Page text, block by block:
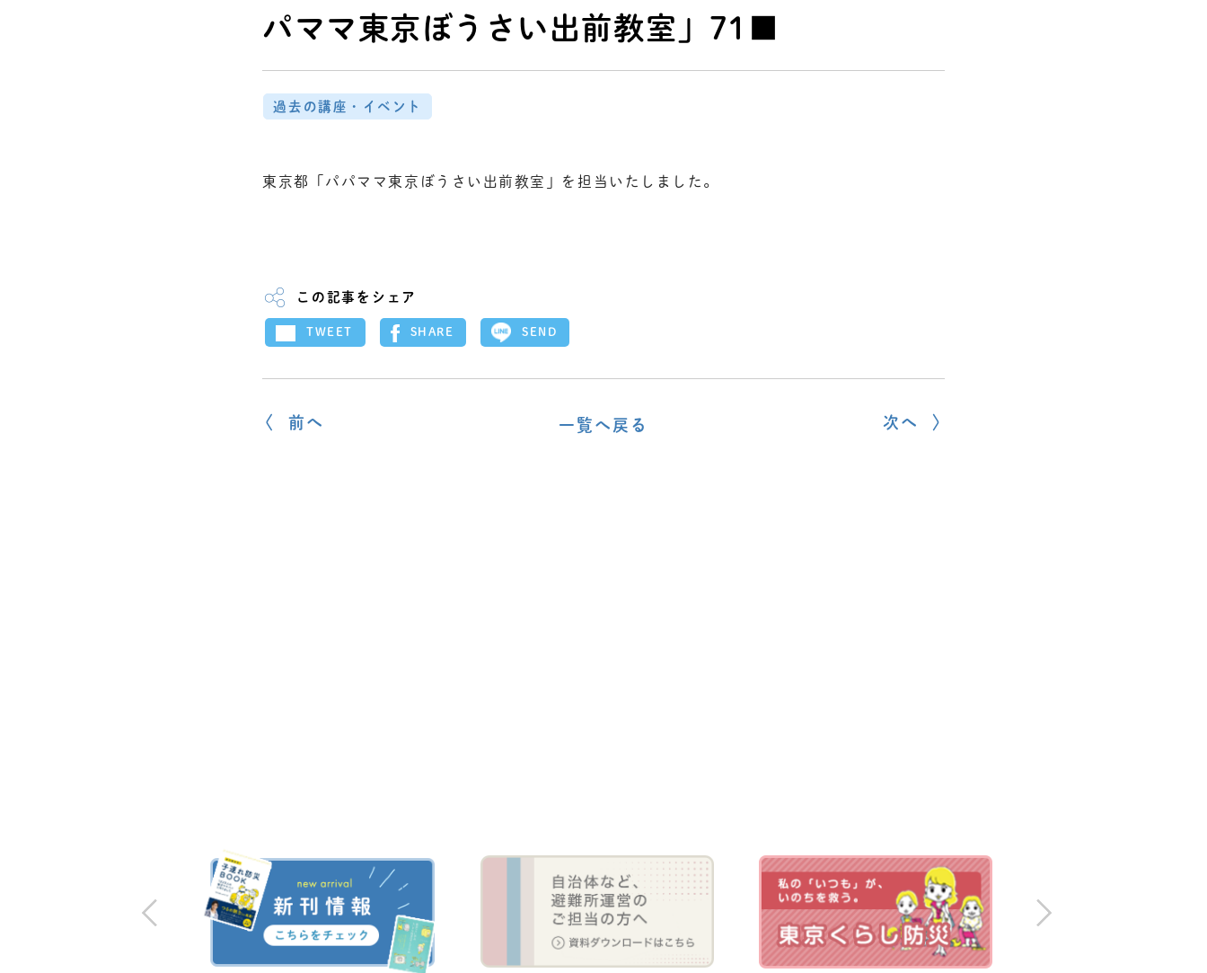
パママ東京ぼうさい出前教室」71■
過去の講座・イベント
東京都「パパママ東京ぼうさい出前教室」を担当いたしました。
この記事をシェア
TWEET SHARE SEND
一覧へ戻る